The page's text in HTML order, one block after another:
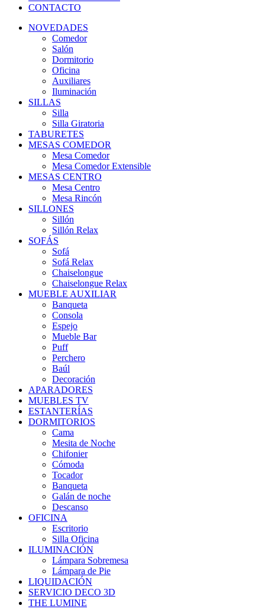
CONTACTO
NOVEDADES
Comedor
Salón
Dormitorio
Oficina
Auxiliares
Iluminación
SILLAS
Silla
Silla Giratoria
TABURETES
MESAS COMEDOR
Mesa Comedor
Mesa Comedor Extensible
MESAS CENTRO
Mesa Centro
Mesa Rincón
SILLONES
Sillón
Sillón Relax
SOFÁS
Sofá
Sofá Relax
Chaiselongue
Chaiselongue Relax
MUEBLE AUXILIAR
Banqueta
Consola
Espejo
Mueble Bar
Puff
Perchero
Baúl
Decoración
APARADORES
MUEBLES TV
ESTANTERÍAS
DORMITORIOS
Cama
Mesita de Noche
Chifonier
Cómoda
Tocador
Banqueta
Galán de noche
Descanso
OFICINA
Escritorio
Silla Oficina
ILUMINACIÓN
Lámpara Sobremesa
Lámpara de Pie
LIQUIDACIÓN
SERVICIO DECO 3D
THE LUMINE